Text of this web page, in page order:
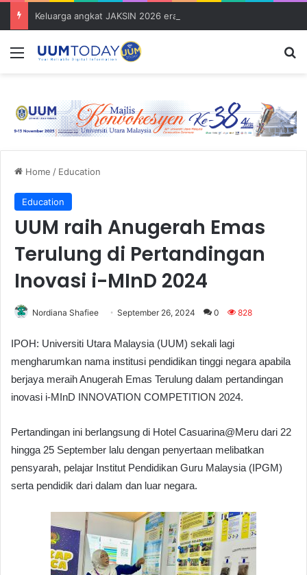
Menu
Home / Education
Education
UUM raih Anugerah Emas
Terulung di Pertandingan
Inovasi i-MInD 2024
Nordiana Shafiee September 26, 2024 0 828
IPOH: Universiti Utara Malaysia (UUM) sekali lagi
mengharumkan nama institusi pendidikan tinggi negara apabila
berjaya meraih Anugerah Emas Terulung dalam pertandingan
inovasi i-MInD INNOVATION COMPETITION 2024.
Pertandingan ini berlangsung di Hotel Casuarina@Meru dari 22
hingga 25 September lalu dengan penyertaan melibatkan
pensyarah, pelajar Institut Pendidikan Guru Malaysia (IPGM)
serta pendidik dari dalam dan luar negara.